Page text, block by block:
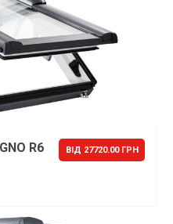
R6 ВІД 27720.00 ГРН